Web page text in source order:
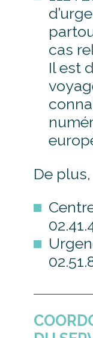
cas
Il est
De plus,